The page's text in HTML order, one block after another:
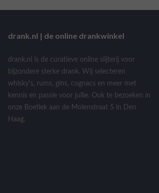
drank.nl | de online drankwinkel
drank.nl is de curatieve online slijterij voor
bijzondere sterke drank. Wij selecteren
whisky's, rums, gins, cognacs en meer met
kennis en passie voor jullie. Ook te bezoeken in
onze Boetiek aan de Molenstraat 5 in Den
Haag.